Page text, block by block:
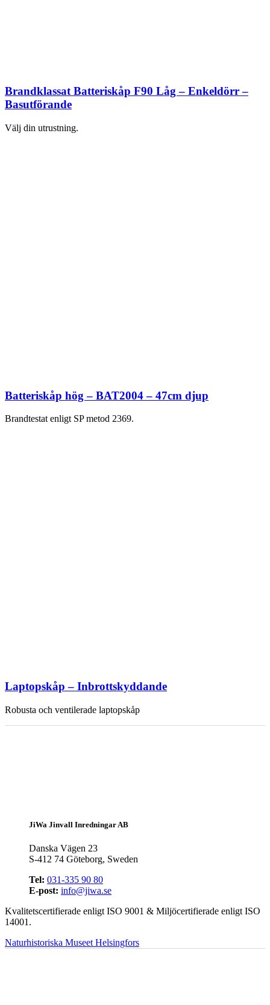
Brandklassat Batteriskåp F90 Låg – Enkeldörr –
Basutförande
Välj din utrustning.
Batteriskåp hög – BAT2004 – 47cm djup
Brandtestat enligt SP metod 2369.
Laptopskåp – Inbrottskyddande
Robusta och ventilerade laptopskåp
JiWa Jinvall Inredningar AB
Danska Vägen 23
S-412 74 Göteborg, Sweden
Tel: 031-335 90 80
E-post: info@jiwa.se
Kvalitetscertifierade enligt ISO 9001 & Miljöcertifierade enligt ISO
14001.
Naturhistoriska Museet Helsingfors